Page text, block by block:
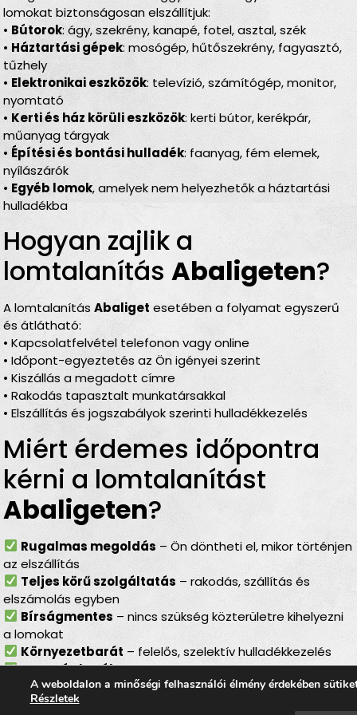
lomokat biztonságosan elszállítjuk:
• Bútorok: ágy, szekrény, kanapé, fotel, asztal, szék
• Háztartási gépek: mosógép, hűtőszekrény, fagyasztó,
tűzhely
• Elektronikai eszközök: televízió, számítógép, monitor,
nyomtató
• Kerti és ház körüli eszközök: kerti bútor, kerékpár,
műanyag tárgyak
• Építési és bontási hulladék: faanyag, fém elemek,
nyílászárók
• Egyéb lomok, amelyek nem helyezhetők a háztartási
hulladékba
Hogyan zajlik a
lomtalanításAbaligeten?
A lomtalanításAbaliget esetében a folyamat egyszerű
és átlátható:
• Kapcsolatfelvétel telefonon vagy online
• Időpont-egyeztetés az Ön igényei szerint
• Kiszállás a megadott címre
• Rakodás tapasztalt munkatársakkal
• Elszállítás és jogszabályok szerinti hulladékkezelés
Miért érdemes időpontra
kérni a lomtalanítást
Abaligeten?
Rugalmas megoldás – Ön döntheti el, mikor történjen
az elszállítás
Teljes körű szolgáltatás – rakodás, szállítás és
elszámolás egyben
Bírságmentes – nincs szükség közterületre kihelyezni
a lomokat
Környezetbarát – felelős, szelektív hulladékkezelés
Gyors és hatékony– minimális felfordulással jár
Lomtalanítás
–
A weboldalon a minőségi felhasználói élmény érdekében
Részletek